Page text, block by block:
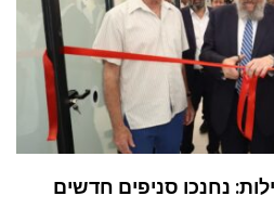
נחנכו סניפים חדשים